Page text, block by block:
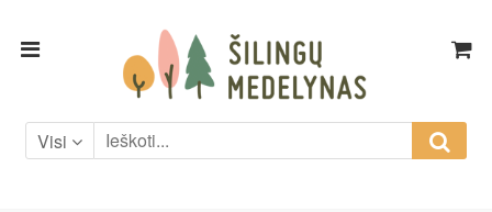
Skip
Skip
Visi